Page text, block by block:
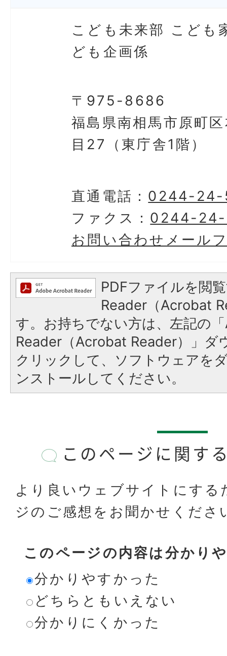
こども未来部 こども
ども企画係
〒975-8686
福島県南相馬市原町
目27（東庁舎1階）
直通電話： 0244-
ファクス： 0244-
お問い合わせメール
PDFファイルを閲
Reader（Acrobat
す。お持ちでない方は、左記の
Reader（Acrobat Reader）」ダ
クリックして、ソフトウェアを
ンストールしてください。
このページに関す
より良いウェブサイトにする
ジのご感想をお聞かせくださ
このページの内容は分かり
分かりやすかった
どちらともいえない
分かりにくかった